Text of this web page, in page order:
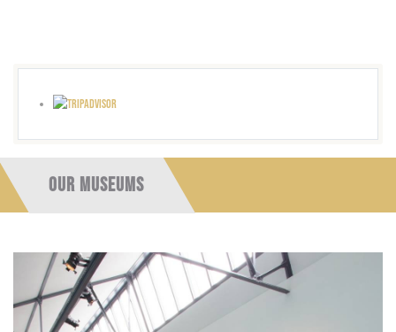
OUR MUSEUMS